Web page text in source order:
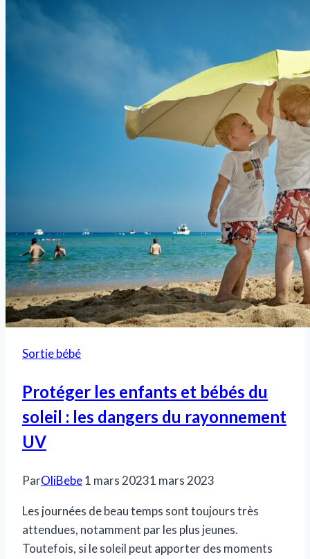
Sortie bébé
Protéger les enfants et bébés du
soleil : les dangers du rayonnement
UV
ParOliBebe1 mars 20231 mars 2023
Les journées de beau temps sont toujours très
attendues, notamment par les plus jeunes.
Toutefois, si le soleil peut apporter des moments